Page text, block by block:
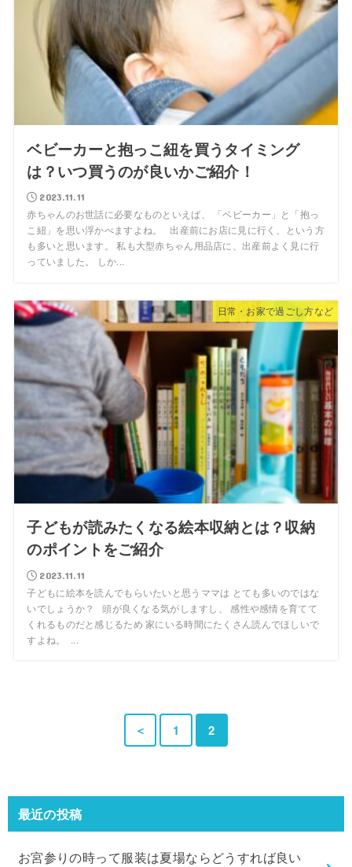
ベビーカーと抱っこ紐を買うタイミング
は？いつ買うのが良いかご紹介！
2023.11.11
赤ちゃんのお世話に必要なものといえば、 「ベビーカー」と「抱っ
こ紐」を思い浮かべますよね。 出産前にお店に見に行く、という方
も多いと思います。 私も大型赤ちゃん用品店に、出産前よく見に行
っていました。 しか...
日常・お家で過ごし方など
子どもが読みたくなる絵本収納とは？収納
のポイントをご紹介
2023.11.11
子どもに絵本を読んでもらいたいと思うママは とても多いのではな
いでしょうか？ 頭が良くなる気がしますし、 感性や感情を育てて
くれるものだと感じるため 家にいる時間にたくさん読んでほしいで
すよね。 ...
＜ 1 2
最近の投稿
お宮参りの時って服装は夏場ならどうすれば良い